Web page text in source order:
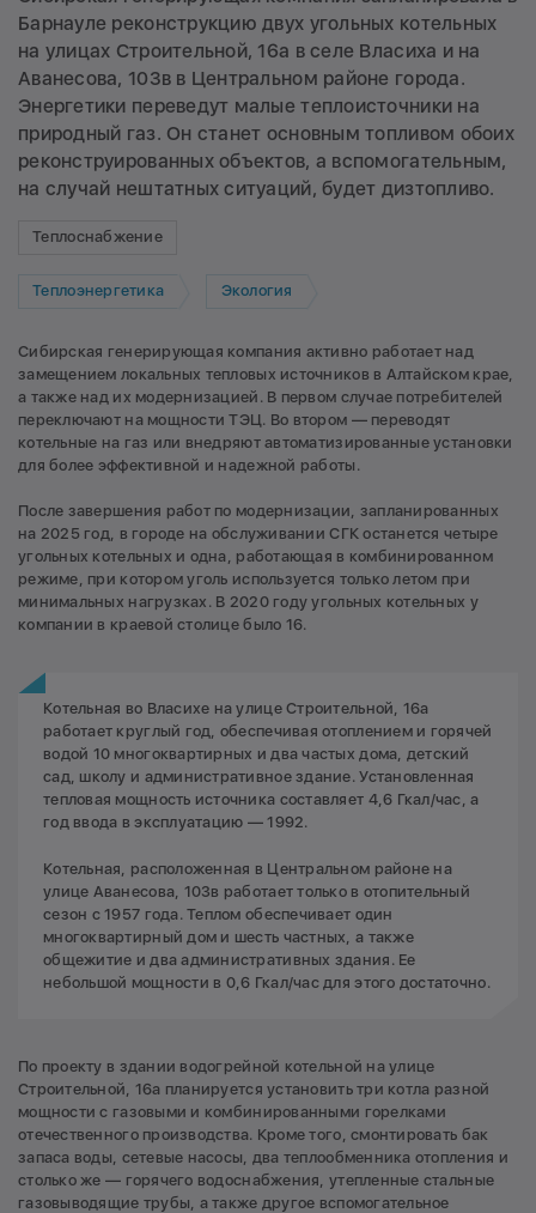
Барнауле реконструкцию двух угольных котельных
на улицах Строительной, 16а в селе Власиха и на
Аванесова, 103в в Центральном районе города.
Энергетики переведут малые теплоисточники на
природный газ. Он станет основным топливом обоих
реконструированных объектов, а вспомогательным,
на случай нештатных ситуаций, будет дизтопливо.
Теплоснабжение
Теплоэнергетика Экология
Сибирская генерирующая компания активно работает над
замещением локальных тепловых источников в Алтайском крае,
а также над их модернизацией. В первом случае потребителей
переключают на мощности ТЭЦ. Во втором — переводят
котельные на газ или внедряют автоматизированные установки
для более эффективной и надежной работы.
После завершения работ по модернизации, запланированных
на 2025 год, в городе на обслуживании СГК останется четыре
угольных котельных и одна, работающая в комбинированном
режиме, при котором уголь используется только летом при
минимальных нагрузках. В 2020 году угольных котельных у
компании в краевой столице было 16.
Котельная во Власихе на улице Строительной, 16а
работает круглый год, обеспечивая отоплением и горячей
водой 10 многоквартирных и два частых дома, детский
сад, школу и административное здание. Установленная
тепловая мощность источника составляет 4,6 Гкал/час, а
год ввода в эксплуатацию — 1992.
Котельная, расположенная в Центральном районе на
улице Аванесова, 103в работает только в отопительный
сезон с 1957 года. Теплом обеспечивает один
многоквартирный дом и шесть частных, а также
общежитие и два административных здания. Ее
небольшой мощности в 0,6 Гкал/час для этого достаточно.
По проекту в здании водогрейной котельной на улице
Строительной, 16а планируется установить три котла разной
мощности с газовыми и комбинированными горелками
отечественного производства. Кроме того, смонтировать бак
запаса воды, сетевые насосы, два теплообменника отопления и
столько же — горячего водоснабжения, утепленные стальные
газовыводящие трубы, а также другое вспомогательное